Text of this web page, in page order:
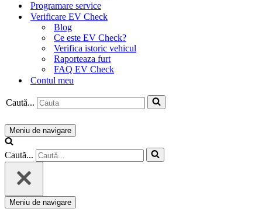
Programare service
Verificare EV Check
Blog
Ce este EV Check?
Verifica istoric vehicul
Raporteaza furt
FAQ EV Check
Contul meu
Caută...
Meniu de navigare
Caută...
Meniu de navigare